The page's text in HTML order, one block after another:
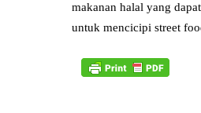
makanan halal yang
untuk mencicipi street